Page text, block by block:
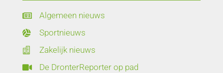
 Algemeen nieuws
 Sportnieuws
 Zakelijk nieuws
 De DronterReporter op pad